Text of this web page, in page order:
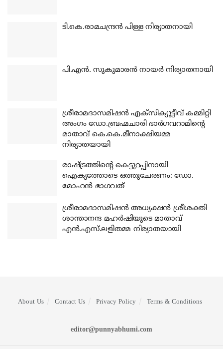
ടി.കെ.രാമചന്ദ്രന്‍ പിള്ള നിര്യാതനായി
പി.എന്‍. സുകുമാരന്‍ നായര്‍ നിര്യാതനായി
ശ്രീരാമദാസമിഷന്‍ എക്‌സിക്യൂട്ടീവ് കമ്മിറ്റി
അംഗം ഡോ.ബ്രഹ്മചാരി ഭാര്‍ഗവറാമിന്റെ
മാതാവ് കെ.കെ.മീനാക്ഷിയമ്മ
നിര്യാതയായി
രാഷ്ട്രത്തിന്റെ കെട്ടുറപ്പിനായി
ഐക്യത്തോടെ ഒത്തുചേരണം: ഡോ.
മോഹന്‍ ഭാഗവത്
ശ്രീരാമദാസമിഷന്‍ അധ്യക്ഷന്‍ ശ്രീശക്തി
ശാന്താനന്ദ മഹര്‍ഷിയുടെ മാതാവ്
എന്‍.എസ്.ലളിതമ്മ നിര്യാതയായി
About Us Contact Us Privacy Policy Terms & Conditions
editor@punnyabhumi.com